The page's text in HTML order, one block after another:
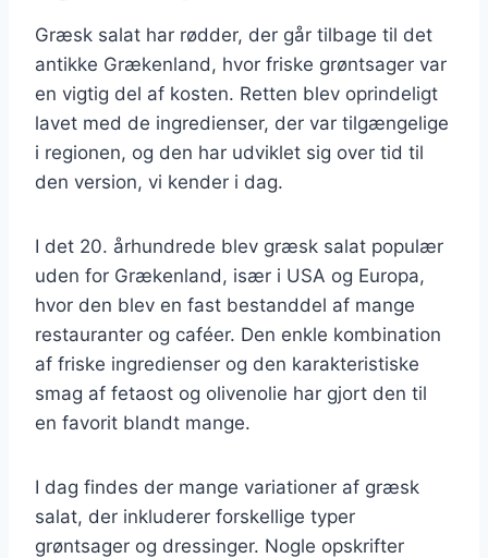
Græsk salat har rødder, der går tilbage til det
antikke Grækenland, hvor friske grøntsager var
en vigtig del af kosten. Retten blev oprindeligt
lavet med de ingredienser, der var tilgængelige
i regionen, og den har udviklet sig over tid til
den version, vi kender i dag.
I det 20. århundrede blev græsk salat populær
uden for Grækenland, især i USA og Europa,
hvor den blev en fast bestanddel af mange
restauranter og caféer. Den enkle kombination
af friske ingredienser og den karakteristiske
smag af fetaost og olivenolie har gjort den til
en favorit blandt mange.
I dag findes der mange variationer af græsk
salat, der inkluderer forskellige typer
grøntsager og dressinger. Nogle opskrifter